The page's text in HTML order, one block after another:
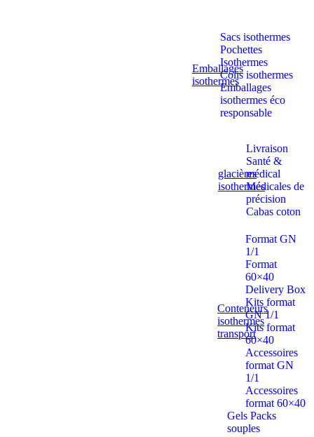
Emballages
isothermes
Sacs isothermes
Pochettes
Isothermes
Colis isothermes
Emballages
isothermes éco
responsable
glacières
isothermes
Livraison
Santé &
médical
Médicales de
précision
Cabas coton
Conteneurs
isothermes
transport
Format GN
1/1
Format
60×40
Delivery Box
Kits format
GN 1/1
Kits format
60×40
Accessoires
format GN
1/1
Accessoires
format 60×40
Gels Packs
souples